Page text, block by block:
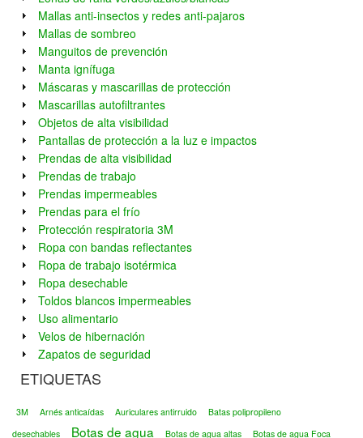
Mallas anti-insectos y redes anti-pajaros
Mallas de sombreo
Manguitos de prevención
Manta ignífuga
Máscaras y mascarillas de protección
Mascarillas autofiltrantes
Objetos de alta visibilidad
Pantallas de protección a la luz e impactos
Prendas de alta visibilidad
Prendas de trabajo
Prendas impermeables
Prendas para el frío
Protección respiratoria 3M
Ropa con bandas reflectantes
Ropa de trabajo isotérmica
Ropa desechable
Toldos blancos impermeables
Uso alimentario
Velos de hibernación
Zapatos de seguridad
ETIQUETAS
3M Arnés anticaídas Auriculares antirruido
Batas polipropileno
desechables
Botas de agua Botas de agua altas Botas de agua Foca